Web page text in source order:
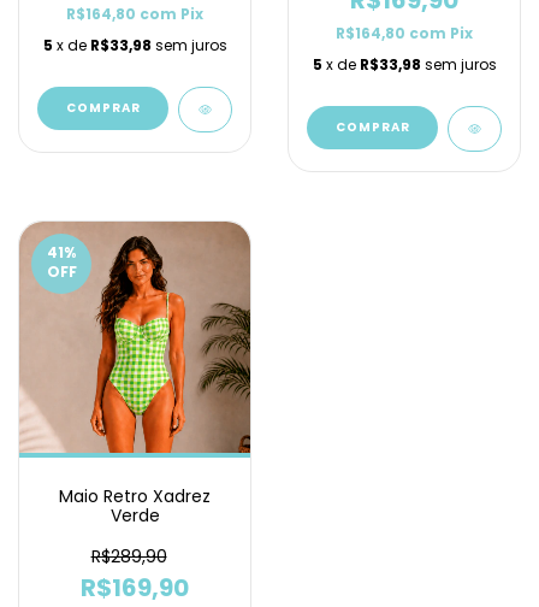
R$164,80 com Pix
5 x de R$33,98 sem juros
COMPRAR
R$164,80 com Pix
5 x de R$33,98 sem juros
COMPRAR
41%
OFF
Maio Retro Xadrez
Verde
R$289,90
R$169,90